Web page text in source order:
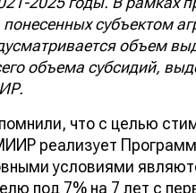
понесенных субъектом
объем
объема субсидий,
что с целью
реализует
условиями
под 7% на 7 лет с